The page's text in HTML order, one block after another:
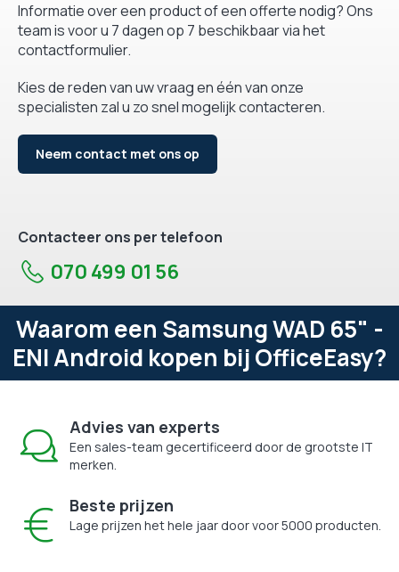
Informatie over een product of een offerte nodig? Ons
team is voor u 7 dagen op 7 beschikbaar via het
contactformulier.
Kies de reden van uw vraag en één van onze
specialisten zal u zo snel mogelijk contacteren.
Neem contact met ons op
Contacteer ons per telefoon
070 499 01 56
Waarom een Samsung WAD 65" -
ENI Android kopen bij OfficeEasy?
Advies van experts
Een sales-team gecertificeerd door de grootste IT
merken.
Beste prijzen
Lage prijzen het hele jaar door voor 5000 producten.